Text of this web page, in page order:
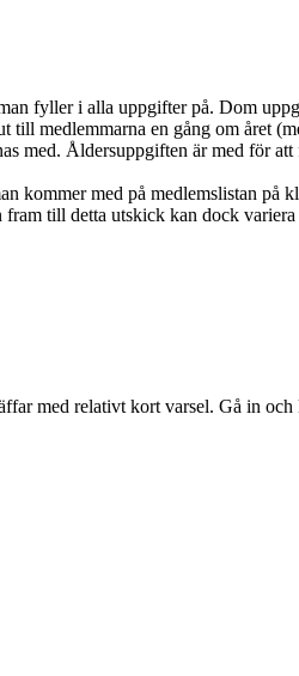
fyller i alla uppgifter på. Dom
medlemmarna en gång om året
med. Åldersuppgiften är med för
kommer med på medlemslistan på
till detta utskick kan dock
med relativt kort varsel. Gå in